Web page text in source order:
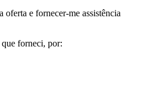
e fornecer-me assistência
forneci, por: